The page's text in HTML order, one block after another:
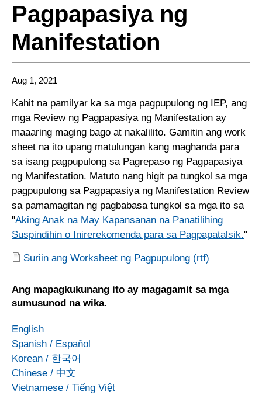
Pagpapasiya ng
Manifestation
Aug 1, 2021
Kahit na pamilyar ka sa mga pagpupulong ng IEP, ang
mga Review ng Pagpapasiya ng Manifestation ay
maaaring maging bago at nakalilito. Gamitin ang work
sheet na ito upang matulungan kang maghanda para
sa isang pagpupulong sa Pagrepaso ng Pagpapasiya
ng Manifestation. Matuto nang higit pa tungkol sa mga
pagpupulong sa Pagpapasiya ng Manifestation Review
sa pamamagitan ng pagbabasa tungkol sa mga ito sa
"Aking Anak na May Kapansanan na Panatilihing
Suspindihin o Inirerekomenda para sa Pagpapatalsik."
Suriin ang Worksheet ng Pagpupulong (rtf)
Ang mapagkukunang ito ay magagamit sa mga
sumusunod na wika.
English
Spanish / Español
Korean / 한국어
Chinese / 中文
Vietnamese / Tiếng Việt